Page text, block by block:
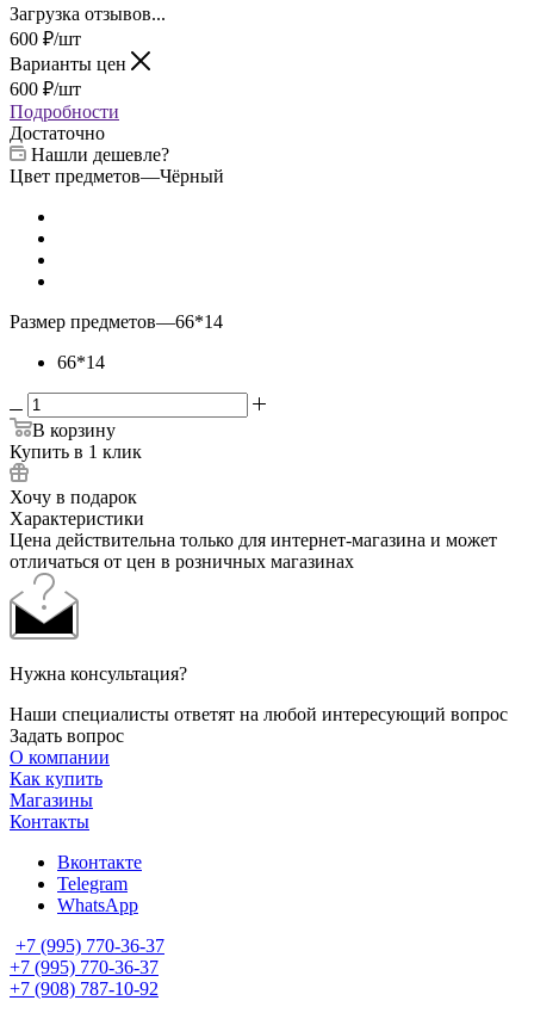
Загрузка отзывов...
600 ₽/шт
Варианты цен
600 ₽/шт
Подробности
Достаточно
Нашли дешевле?
Цвет предметов—Чёрный
Размер предметов—66*14
66*14
В корзину
Купить в 1 клик
Хочу в подарок
Характеристики
Цена действительна только для интернет-магазина и может
отличаться от цен в розничных магазинах
Нужна консультация?
Наши специалисты ответят на любой интересующий вопрос
Задать вопрос
О компании
Как купить
Магазины
Контакты
Вконтакте
Telegram
WhatsApp
+7 (995) 770-36-37
+7 (995) 770-36-37
+7 (908) 787-10-92